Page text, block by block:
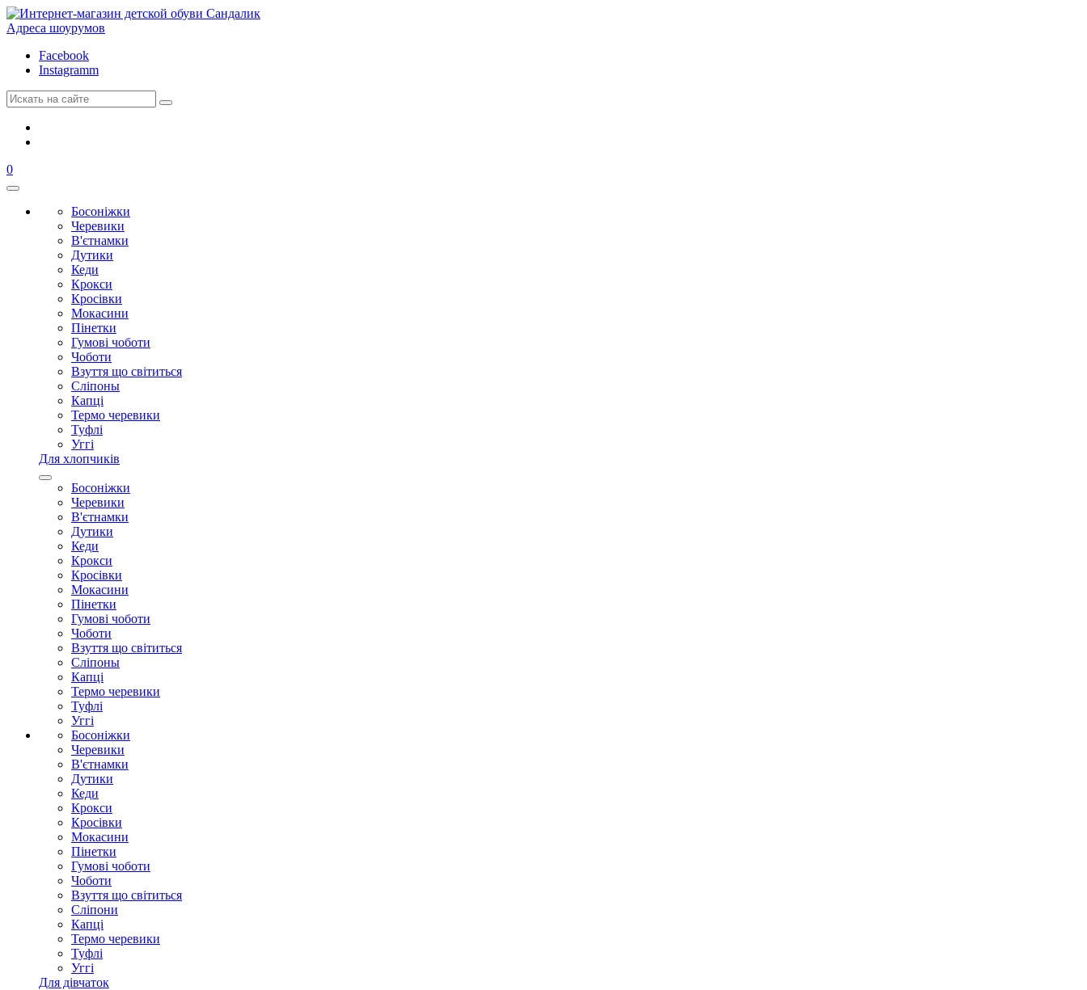
Адреса шоурумов
Facebook
Instagramm
0
Босоніжки
Черевики
В'єтнамки
Дутики
Кеди
Крокси
Кросівки
Мокасини
Пінетки
Гумові чоботи
Чоботи
Взуття що світиться
Сліпоны
Капці
Термо черевики
Туфлі
Уггі
Для хлопчиків
Босоніжки
Черевики
В'єтнамки
Дутики
Кеди
Крокси
Кросівки
Мокасини
Пінетки
Гумові чоботи
Чоботи
Взуття що світиться
Сліпоны
Капці
Термо черевики
Туфлі
Уггі
Босоніжки
Черевики
В'єтнамки
Дутики
Кеди
Крокси
Кросівки
Мокасини
Пінетки
Гумові чоботи
Чоботи
Взуття що світиться
Сліпони
Капці
Термо черевики
Туфлі
Уггі
Для дівчаток